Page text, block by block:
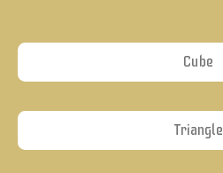
Cube
Triangle